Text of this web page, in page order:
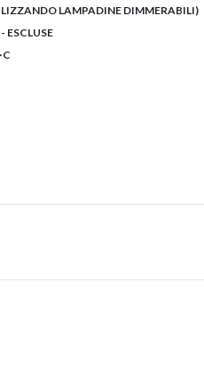
LAMPADINE DIMMERABILI)
ESCLUSE